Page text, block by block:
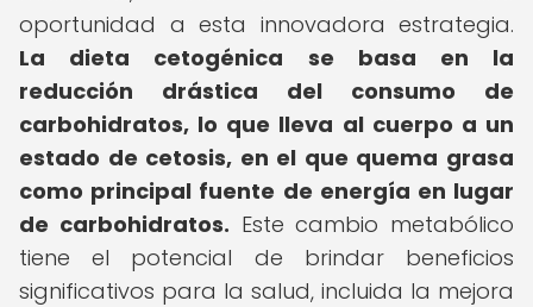
oportunidad a esta innovadora estrategia.
La dieta cetogénica se basa en la
reducción drástica del consumo de
carbohidratos, lo que lleva al cuerpo a un
estado de cetosis, en el que quema grasa
como principal fuente de energía en lugar
de carbohidratos. Este cambio metabólico
tiene el potencial de brindar beneficios
significativos para la salud, incluida la mejora